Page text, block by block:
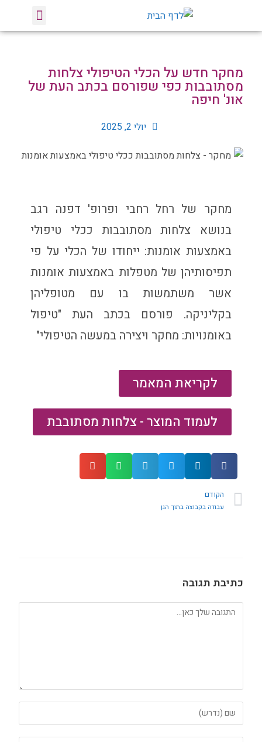
מחקר חדש על הכלי הטיפולי צלחות
מסתובבות כפי שפורסם בכתב העת של
אונ' חיפה
יולי 2, 2025
מחקר של רחל רחבי ופרופ' דפנה רגב
בנושא צלחות מסתובבות ככלי טיפולי
באמצעות אומנות: ייחודו של הכלי על פי
תפיסותיהן של מטפלות באמצעות אומנות
אשר משתמשות בו עם מטופליהן
בקליניקה. פורסם בכתב העת "טיפול
באומנויות: מחקר ויצירה במעשה הטיפולי"
לקריאת המאמר
לעמוד המוצר - צלחות מסתובבת
הקודם
עבודה בקבוצה בתוך הגן
כתיבת תגובה